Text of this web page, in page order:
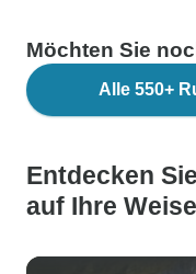
Möchten Sie
Alle 550+
Entdecken
auf Ihre Weise